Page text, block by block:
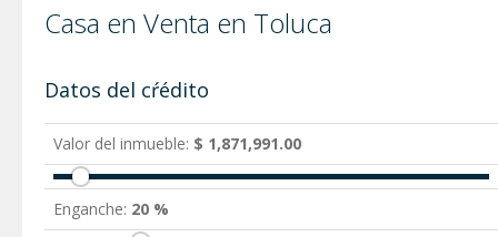
Casa en Venta en Toluca
Datos del cŕédito
Valor del inmueble: $ 1,871,991.00
Enganche: 20 %